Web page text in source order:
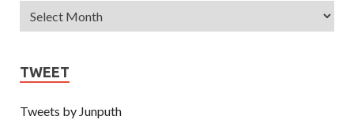
TWEET
Tweets by Junputh